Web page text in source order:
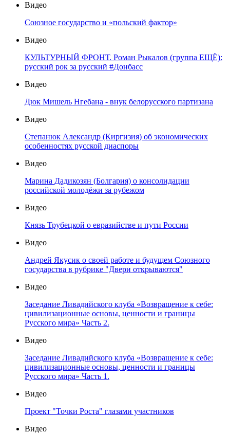
Видео
Союзное государство и «польский фактор»
Видео
КУЛЬТУРНЫЙ ФРОНТ. Роман Рыкалов (группа ЕЩЁ):
русский рок за русский #Донбасс
Видео
Дюк Мишель Нгебана - внук белорусского партизана
Видео
Степанюк Александр (Киргизия) об экономических
особенностях русской диаспоры
Видео
Марина Дадикозян (Болгария) о консолидации
российской молодёжи за рубежом
Видео
Князь Трубецкой о евразийстве и пути России
Видео
Андрей Якусик о своей работе и будущем Союзного
государства в рубрике "Двери открываются"
Видео
Заседание Ливадийского клуба «Возвращение к себе:
цивилизационные основы, ценности и границы
Русского мира» Часть 2.
Видео
Заседание Ливадийского клуба «Возвращение к себе:
цивилизационные основы, ценности и границы
Русского мира» Часть 1.
Видео
Проект "Точки Роста" глазами участников
Видео